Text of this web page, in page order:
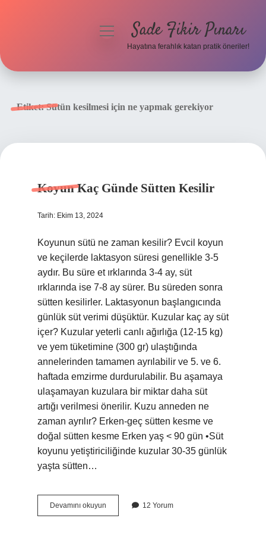
menüyüSade Fikir Pınarı
Hayatına ferahlık katan pratik öneriler!
Etiket:Sütün kesilmesi için ne yapmak gerekiyor
Koyun Kaç Günde Sütten Kesilir
Tarih: Ekim 13, 2024
Koyunun sütü ne zaman kesilir? Evcil koyun
ve keçilerde laktasyon süresi genellikle 3-5
aydır. Bu süre et ırklarında 3-4 ay, süt
ırklarında ise 7-8 ay sürer. Bu süreden sonra
sütten kesilirler. Laktasyonun başlangıcında
günlük süt verimi düşüktür. Kuzular kaç ay süt
içer? Kuzular yeterli canlı ağırlığa (12-15 kg)
ve yem tüketimine (300 gr) ulaştığında
annelerinden tamamen ayrılabilir ve 5. ve 6.
haftada emzirme durdurulabilir. Bu aşamaya
ulaşamayan kuzulara bir miktar daha süt
artığı verilmesi önerilir. Kuzu anneden ne
zaman ayrılır? Erken-geç sütten kesme ve
doğal sütten kesme Erken yaş < 90 gün •Süt
koyunu yetiştiriciliğinde kuzular 30-35 günlük
yaşta sütten…
Devamını okuyun
Kaç
12 Yorum